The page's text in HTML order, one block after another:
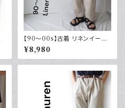
【90～00s】古着 リネンイージ
ーパンツ 夏 32×30 APT9 カジ
ュアル
¥8,980